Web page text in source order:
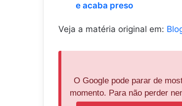
e acaba preso
Veja a matéria original em:
O Google pode parar de
momento. Para não perder